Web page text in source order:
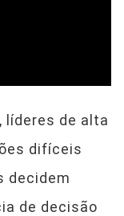
líderes de alta
difíceis
decidem
de decisão